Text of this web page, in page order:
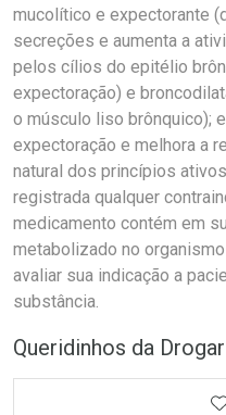
mucolítico e expectorante
secreções e aumenta a
pelos cílios do epitélio
expectoração) e
o músculo liso brônquico);
expectoração e melhora a
natural dos princípios
registrada qualquer
medicamento contém em
metabolizado no
avaliar sua indicação a
substância.
Queridinhos da